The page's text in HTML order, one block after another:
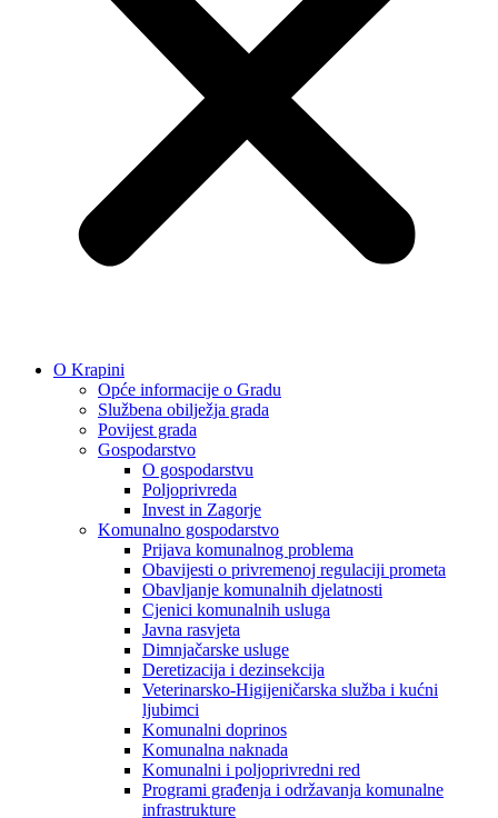
O Krapini
Opće informacije o Gradu
Službena obilježja grada
Povijest grada
Gospodarstvo
O gospodarstvu
Poljoprivreda
Invest in Zagorje
Komunalno gospodarstvo
Prijava komunalnog problema
Obavijesti o privremenoj regulaciji prometa
Obavljanje komunalnih djelatnosti
Cjenici komunalnih usluga
Javna rasvjeta
Dimnjačarske usluge
Deretizacija i dezinsekcija
Veterinarsko-Higijeničarska služba i kućni
ljubimci
Komunalni doprinos
Komunalna naknada
Komunalni i poljoprivredni red
Programi građenja i održavanja komunalne
infrastrukture